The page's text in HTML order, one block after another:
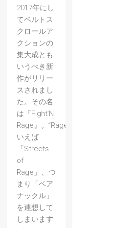
2017年にし
てベルトス
クロールア
クションの
集大成とも
いうべき新
作がリリー
スされまし
た。その名
は『Fight’N
Rage』。”Rage”と
いえば
「Streets
of
Rage」、つ
まり「ベア
ナックル」
を連想して
しまいます